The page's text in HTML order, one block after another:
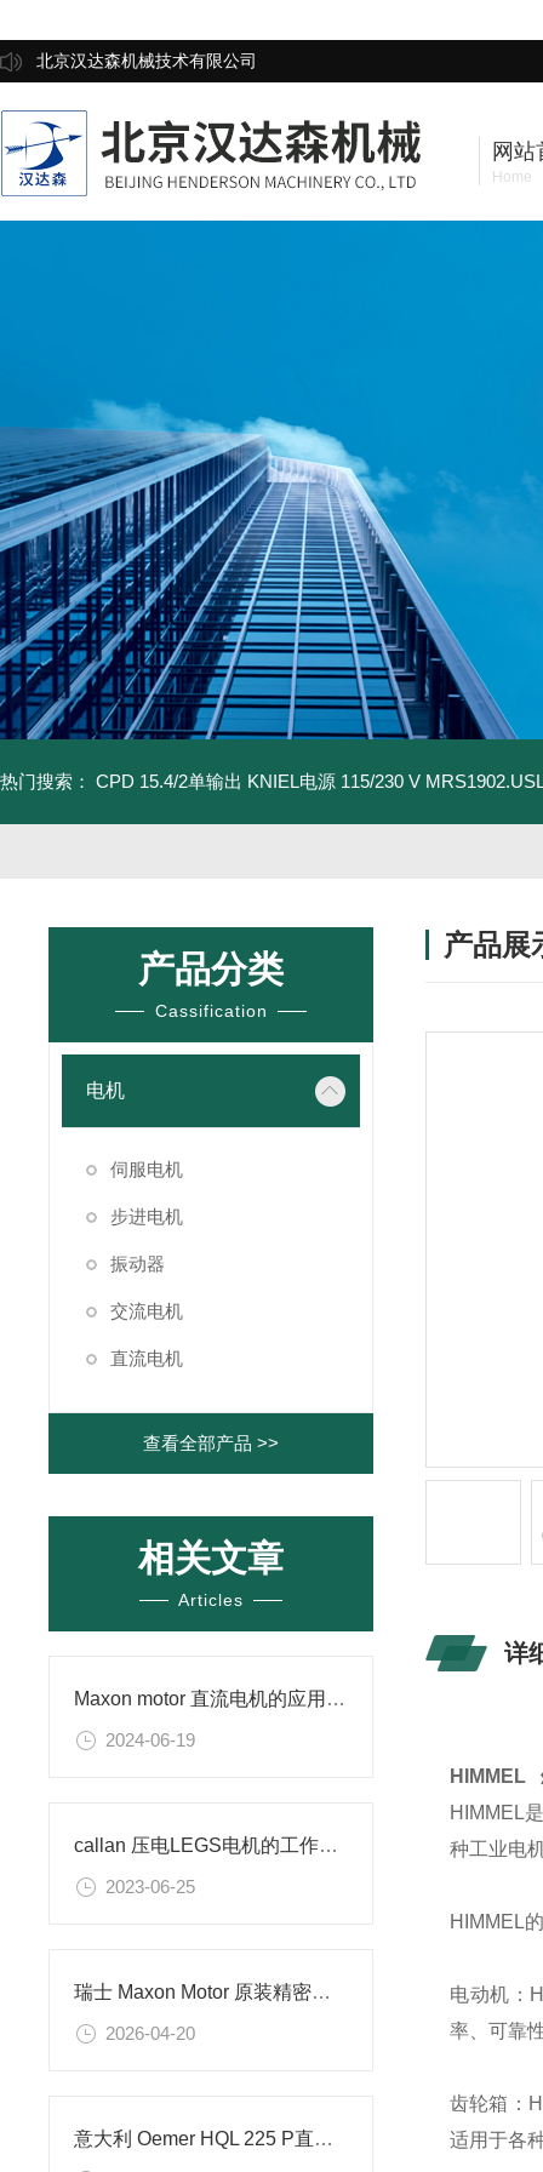
北京汉达森机械技术有限公司
网站
Home
热门搜索： CPD 15.4/2单输出 KNIEL电源 115/230 V
产品分类
Cassification
电机
伺服电机
步进电机
振动器
交流电机
直流电机
查看全部产品 >>
相关文章
Articles
Maxon motor 直流电机的应用及特点
2024-06-19
callan 压电LEGS电机的工作原理
2023-06-25
瑞士 Maxon Motor 原装精密直流电机GPX 行星减速箱编码器全套供应
2026-04-20
意大利 Oemer HQL 225 P直流电机的技术参数
产品展
详
HIMMEL
HIMMEL
种工业电
HIMMEL
电动机：
率、可靠
齿轮箱：
适用于各